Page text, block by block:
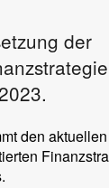
der
den